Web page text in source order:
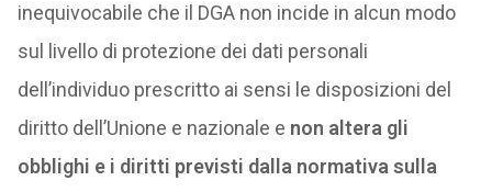
inequivocabile che il DGA non incide in alcun modo
sul livello di protezione dei dati personali
dell’individuo prescritto ai sensi le disposizioni del
diritto dell’Unione e nazionale e non altera gli
obblighi e i diritti previsti dalla normativa sulla